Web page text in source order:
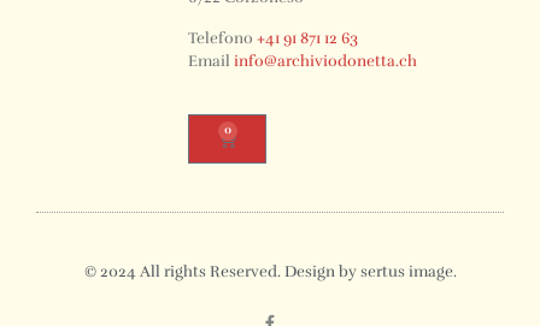
Telefono+41 91 871 12 63
Emailinfo@archiviodonetta.ch
0
© 2024 All rights Reserved. Design by sertus image.